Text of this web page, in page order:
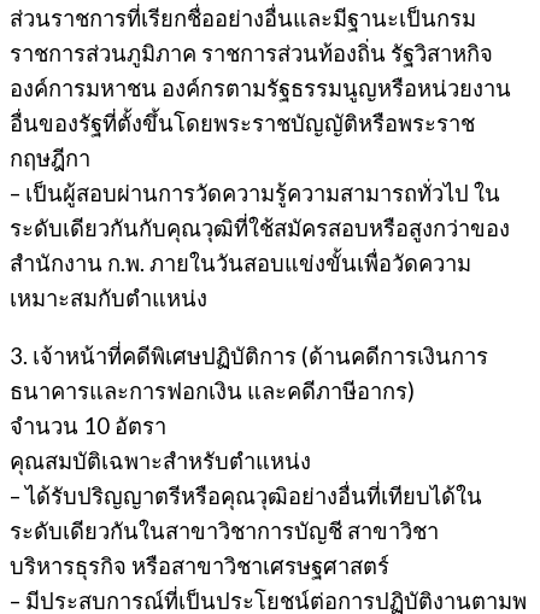
ส่วนราชการที่เรียกชื่ออย่างอื่นและมีฐานะเป็นกรม
ราชการส่วนภูมิภาค ราชการส่วนท้องถิ่น รัฐวิสาหกิจ
องค์การมหาชน องค์กรตามรัฐธรรมนูญหรือหน่วยงาน
อื่นของรัฐที่ตั้งขึ้นโดยพระราชบัญญัติหรือพระราช
กฤษฎีกา
– เป็นผู้สอบผ่านการวัดความรู้ความสามารถทั่วไป ใน
ระดับเดียวกันกับคุณวุฒิที่ใช้สมัครสอบหรือสูงกว่าของ
สำนักงาน ก.พ. ภายในวันสอบแข่งขั้นเพื่อวัดความ
เหมาะสมกับตำแหน่ง
3. เจ้าหน้าที่คดีพิเศษปฏิบัติการ (ด้านคดีการเงินการ
ธนาคารและการฟอกเงิน และคดีภาษีอากร)
จำนวน 10 อัตรา
คุณสมบัติเฉพาะสำหรับตำแหน่ง
– ได้รับปริญญาตรีหรือคุณวุฒิอย่างอื่นที่เทียบได้ใน
ระดับเดียวกันในสาขาวิชาการบัญชี สาขาวิชา
บริหารธุรกิจ หรือสาขาวิชาเศรษฐศาสตร์
– มีประสบการณ์ที่เป็นประโยชน์ต่อการปฏิบัติงานตามพ